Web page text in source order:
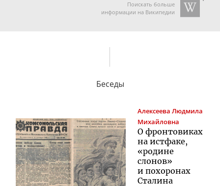
Поискать больше
информации на Википедии
Беседы
Алексеева Людмила
Михайловна
О фронтовиках
на истфаке,
«родине
слонов»
и похоронах
Сталина